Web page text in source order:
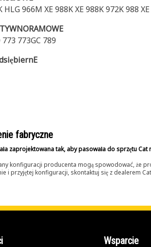
HLG 966M XE 988K XE 988K 972K 988
773GC 789
fabryczne
zaprojektowana tak, aby pasowała do sprzętu
konfiguracji producenta mogą spowodować, że
i przyjętej konfiguracji, skontaktuj się z dealerem
Wsparcie